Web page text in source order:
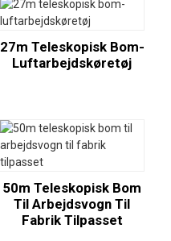
27m Teleskopisk Bom-
Luftarbejdskøretøj
50m Teleskopisk Bom
Til Arbejdsvogn Til
Fabrik Tilpasset